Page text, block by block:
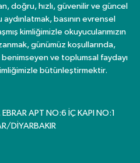
doğru, hızlı, güvenilir ve güncel
basının evrensel
kimliğimizle okuyucularımızın
günümüz koşullarında,
ve toplumsal faydayı
bütünleştirmektir.
APT NO:6 İÇ KAPI NO:1
DİYARBAKIR